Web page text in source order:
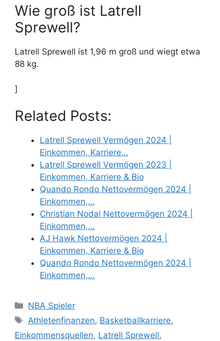
Wie groß ist Latrell
Sprewell?
Latrell Sprewell ist 1,96 m groß und wiegt etwa
88 kg.
]
Related Posts:
Latrell Sprewell Vermögen 2024 |
Einkommen, Karriere…
Latrell Sprewell Vermögen 2023 |
Einkommen, Karriere & Bio
Quando Rondo Nettovermögen 2024 |
Einkommen,…
Christian Nodal Nettovermögen 2024 |
Einkommen,…
AJ Hawk Nettovermögen 2024 |
Einkommen, Karriere & Bio
Quando Rondo Nettovermögen 2024 |
Einkommen,…
Categories
NBA Spieler
Tags
Athletenfinanzen, Basketballkarriere,
Einkommensquellen, Latrell Sprewell,